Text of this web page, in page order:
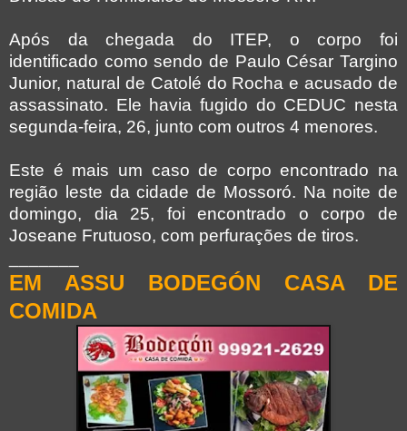
Após da chegada do ITEP, o corpo foi
identificado como sendo de Paulo César Targino
Junior, natural de Catolé do Rocha e acusado de
assassinato. Ele havia fugido do CEDUC nesta
segunda-feira, 26, junto com outros 4 menores.
Este é mais um caso de corpo encontrado na
região leste da cidade de Mossoró. Na noite de
domingo, dia 25, foi encontrado o corpo de
Joseane Frutuoso, com perfurações de tiros.
EM ASSU BODEGÓN CASA DE
COMIDA